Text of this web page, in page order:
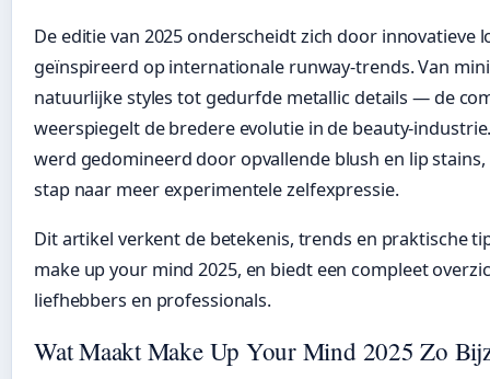
De editie van 2025 onderscheidt zich door innovatieve
geïnspireerd op internationale runway-trends. Van
natuurlijke styles tot gedurfde metallic details — de
weerspiegelt de bredere evolutie in de beauty-
werd gedomineerd door opvallende blush en lip stains,
stap naar meer experimentele zelfexpressie.
Dit artikel verkent de betekenis, trends en praktische
make up your mind 2025, en biedt een compleet
liefhebbers en professionals.
Wat Maakt Make Up Your Mind 2025 Zo